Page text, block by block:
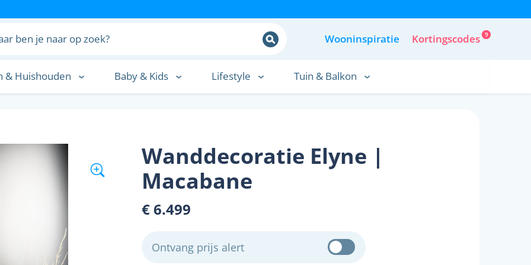
Wooninspiratie Kortingscodes 9
& Huishouden Baby & Kids Lifestyle Tuin & Balkon
Wanddecoratie Elyne |
Macabane
€ 6.499
Ontvang prijs alert